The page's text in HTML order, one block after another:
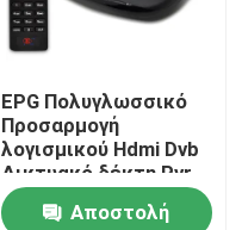
EPG Πολυγλωσσικό
Προσαρμογή
λογισμικού Hdmi Dvb
Δικτυακό δέκτη Pvr
Time Shift
Αποστολή